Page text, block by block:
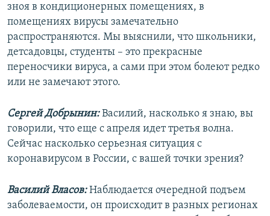
зноя в кондиционерных помещениях, в
помещениях вирусы замечательно
распространяются. Мы выяснили, что школьники,
детсадовцы, студенты – это прекрасные
переносчики вируса, а сами при этом болеют редко
или не замечают этого.
Сергей Добрынин:Василий, насколько я знаю, вы
говорили, что еще с апреля идет третья волна.
Сейчас насколько серьезная ситуация с
коронавирусом в России, с вашей точки зрения?
Василий Власов:Наблюдается очередной подъем
заболеваемости, он происходит в разных регионах